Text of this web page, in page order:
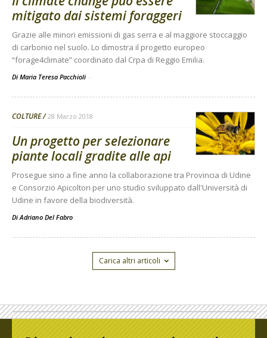
mitigato dai sistemi foraggeri
Grazie alle minori emissioni di gas serra e al maggiore stoccaggio
di carbonio nel suolo. Lo dimostra il progetto europeo
“forage4climate” coordinato dal Crpa di Reggio Emilia.
Di Maria Teresa Pacchioli -
COLTURE 28 Marzo 2018
Un progetto per selezionare
piante locali gradite alle api
Prosegue sino a fine anno la collaborazione tra Provincia di Udine
e Consorzio Apicoltori per uno studio sviluppato dall'Università di
Udine in favore della biodiversità.
DiAdriano Del Fabro
Carica altri articoli